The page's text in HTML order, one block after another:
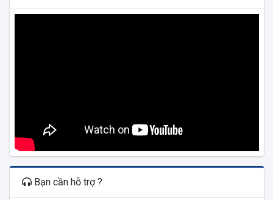
Bạn cần hỗ trợ ?